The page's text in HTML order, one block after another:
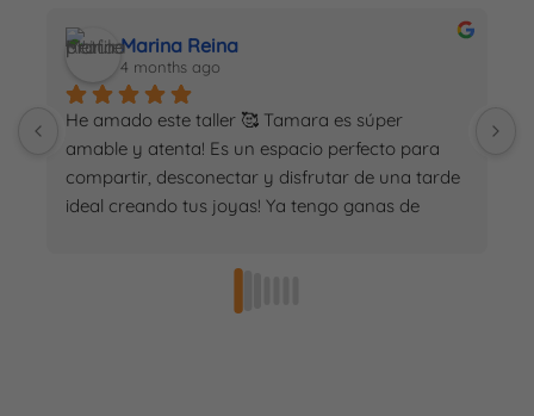
Marina Reina
4 months ago
He amado este taller 🥰 Tamara es súper
amable y atenta! Es un espacio perfecto para
compartir, desconectar y disfrutar de una tarde
ideal creando tus joyas! Ya tengo ganas de